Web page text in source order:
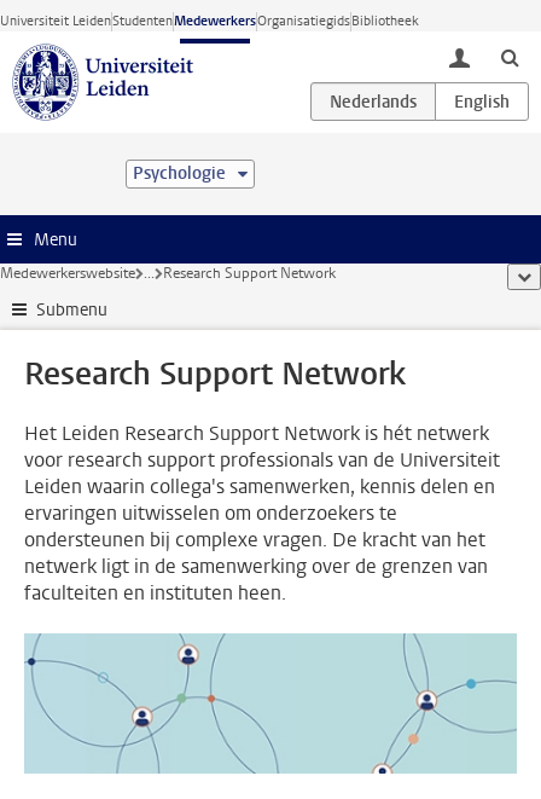
Ga direct naar de inhoud
Universiteit LeidenStudentenMedewerkersOrganisatiegidsBibliotheek
toggle
Psychologie
Menu
Medewerkerswebsite ... Research Support Network
Submenu
Research Support Network
Het Leiden Research Support Network is hét netwerk
voor research support professionals van de Universiteit
Leiden waarin collega's samenwerken, kennis delen en
ervaringen uitwisselen om onderzoekers te
ondersteunen bij complexe vragen. De kracht van het
netwerk ligt in de samenwerking over de grenzen van
faculteiten en instituten heen.